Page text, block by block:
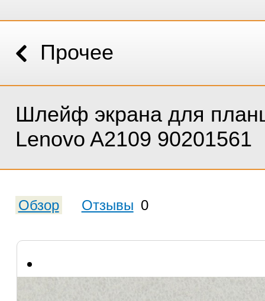
Прочее
Шлейф экрана для
Lenovo A2109 90201561
Обзор Отзывы 0